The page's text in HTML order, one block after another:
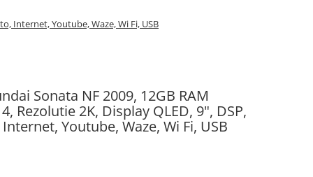
Internet, Youtube, Waze, Wi Fi, USB
Sonata NF 2009, 12GB RAM
Rezolutie 2K, Display QLED, 9", DSP,
Youtube, Waze, Wi Fi, USB